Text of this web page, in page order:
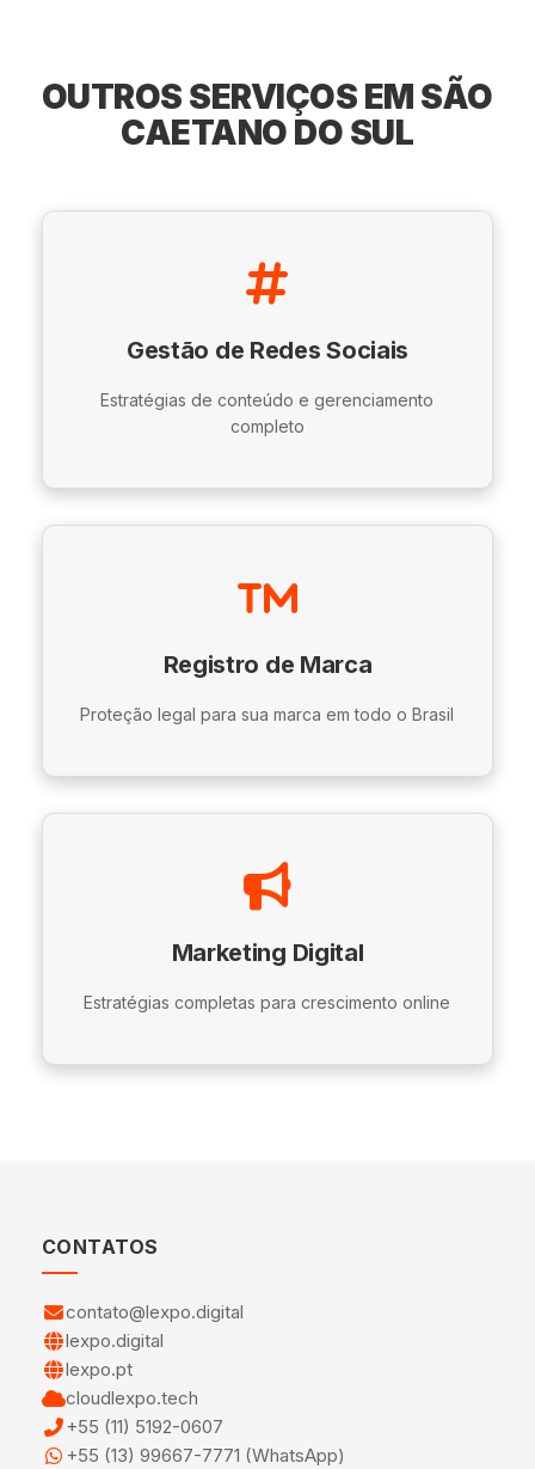
OUTROS SERVIÇOS EM SÃO
CAETANO DO SUL
Gestão de Redes Sociais
Estratégias de conteúdo e gerenciamento
completo
Registro de Marca
Proteção legal para sua marca em todo o Brasil
Marketing Digital
Estratégias completas para crescimento online
CONTATOS
contato@lexpo.digital
lexpo.digital
lexpo.pt
cloudlexpo.tech
+55 (11) 5192-0607
+55 (13) 99667-7771 (WhatsApp)